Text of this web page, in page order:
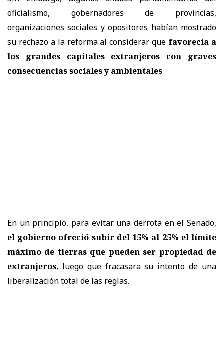
oficialismo, gobernadores de provincias,
organizaciones sociales y opositores habían mostrado
su rechazo a la reforma al considerar que favorecía a
los grandes capitales extranjeros con graves
consecuencias sociales y ambientales.
En un principio, para evitar una derrota en el Senado,
el gobierno ofreció subir del 15% al 25% el límite
máximo de tierras que pueden ser propiedad de
extranjeros, luego que fracasara su intento de una
liberalización total de las reglas.